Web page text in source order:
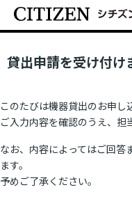
貸出申請を受け付け
このたびは機器貸出のお申し
ご入力内容を確認のうえ、担
なお、内容によってはご回答
ます。
予めご了承ください。